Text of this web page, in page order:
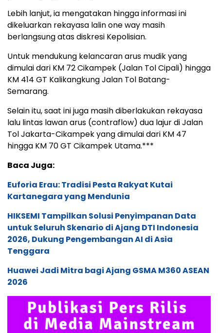
Lebih lanjut, ia mengatakan hingga informasi ini
dikeluarkan rekayasa lalin one way masih
berlangsung atas diskresi Kepolisian.
Untuk mendukung kelancaran arus mudik yang
dimulai dari KM 72 Cikampek (Jalan Tol Cipali) hingga
KM 414 GT Kalikangkung Jalan Tol Batang-
Semarang.
Selain itu, saat ini juga masih diberlakukan rekayasa
lalu lintas lawan arus (contraflow) dua lajur di Jalan
Tol Jakarta-Cikampek yang dimulai dari KM 47
hingga KM 70 GT Cikampek Utama.***
Baca Juga:
Euforia Erau: Tradisi Pesta Rakyat Kutai
Kartanegara yang Mendunia
HIKSEMI Tampilkan Solusi Penyimpanan Data
untuk Seluruh Skenario di Ajang DTI Indonesia
2026, Dukung Pengembangan AI di Asia
Tenggara
Huawei Jadi Mitra bagi Ajang GSMA M360 ASEAN
2026